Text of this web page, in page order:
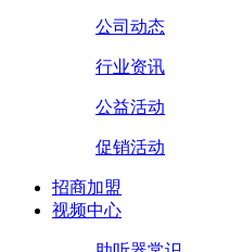
公司动态
行业资讯
公益活动
促销活动
招商加盟
视频中心